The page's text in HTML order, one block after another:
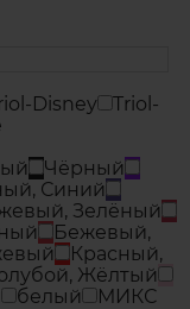
Disney
Triol-
Чёрный
Синий
Зелёный
Бежевый,
Красный,
Жёлтый
белый
МИКС